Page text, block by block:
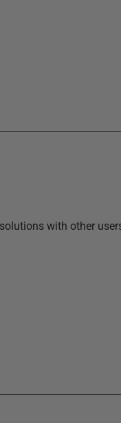
with other